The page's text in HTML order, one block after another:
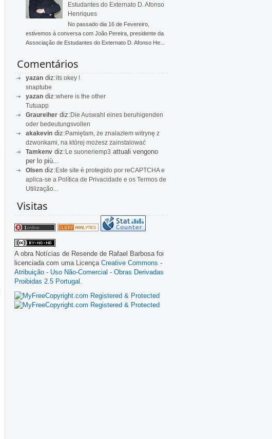
Estudantes do Externato D. Afonso
Henriques
No passado dia 16 de Fevereiro,
estivemos à conversa com João Pereira, presidente da
Associação de Estudantes do Externato D. Afonso He...
Comentários
yazan diz:its okey !
snaptube
yazan diz:where is the other
Tutuapp
Graureiher diz:Die Auswahl eines beruhigenden
oder bedeutungsvollen
akakevin diz:Pamiętam, że znalazłem witrynę z
dzwonkami, na której możesz zainstalować
Tamkenv diz:Le suoneriemp3 attuali vengono
per lo più...
Olsen diz:Este site é protegido por reCAPTCHA e
aplica-se a Política de Privacidade e os Termos de
Utilização...
Visitas
A obra Notícias de Resende de Rafael Barbosa foi
licenciada com uma Licença Creative Commons -
Atribuição - Uso Não-Comercial - Obras Derivadas
Proibidas 2.5 Portugal